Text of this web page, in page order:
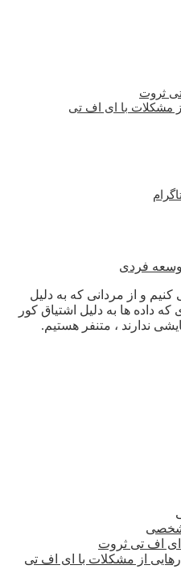
ثروت
مشکلات با ای اف تی
و از مردانی که به دلیل
داده ها به دلیل اشتیاق کور
ندارند ، متنفر هستیم.
شخصی
اف تی ثروت
از مشکلات با ای اف تی